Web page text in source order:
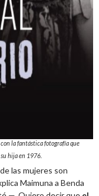
la fantástica fotografía que
hija en 1976.
las mujeres son
Maimuna a Benda